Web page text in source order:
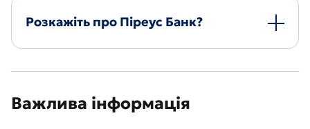
Розкажіть про Піреус Банк?
Важлива інформація